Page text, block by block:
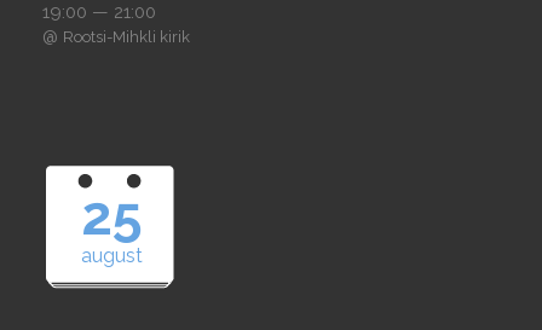
19:00 — 21:00
@ Rootsi-Mihkli kirik
25
august